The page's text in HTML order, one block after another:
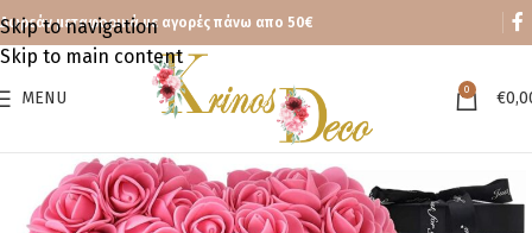
Skip to navigation
Skip to main content
Δωρεάν μεταφορικά με αγορές πάνω απο 50€
MENU 0 €